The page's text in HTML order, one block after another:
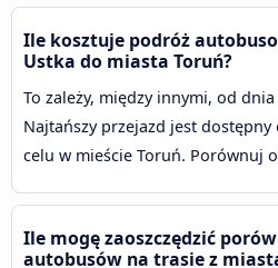
Ile kosztuje podróż
Ustka do miasta Toruń?
To zależy, między innymi, od
Najtańszy przejazd jest
celu w mieście Toruń. Porównuj
Ile mogę zaoszczędzić
autobusów na trasie z